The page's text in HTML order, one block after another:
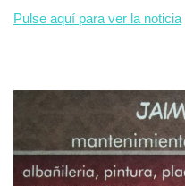
Pulse aquí para ver la noticia